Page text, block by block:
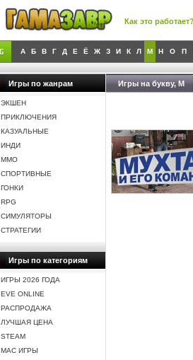
Как это работает?
А Б В Г Д Е Ё Ж З И К Л М Н О П
Игры по жанрам
ЭКШЕН
ПРИКЛЮЧЕНИЯ
КАЗУАЛЬНЫЕ
ИНДИ
MMO
СПОРТИВНЫЕ
ГОНКИ
RPG
СИМУЛЯТОРЫ
СТРАТЕГИИ
Игры по категориям
ИГРЫ 2026 ГОДА
EVE ONLINE
РАСПРОДАЖА
ЛУЧШАЯ ЦЕНА
STEAM
MAC ИГРЫ
Игры на букву, М